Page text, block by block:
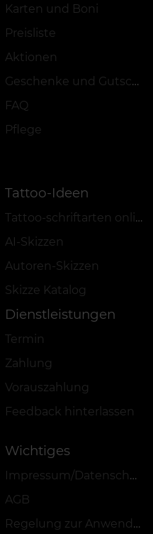
Karten und Boni
Preisliste
Aktionen
Geschenke und Gutscheine
FAQ
Pflege
Tattoo-Ideen
Tattoo-schriftarten online
AI-Skizzen
Autoren-Skizzen
Skizze Katalog
Dienstleistungen
Termin
Zahlung
Vorauszahlung
Feedback hinterlassen
Wichtiges
Impressum/Datenschutz
AGB
Regelung zur Anwendung von Aktionen, Rabatten und VEAN COINS